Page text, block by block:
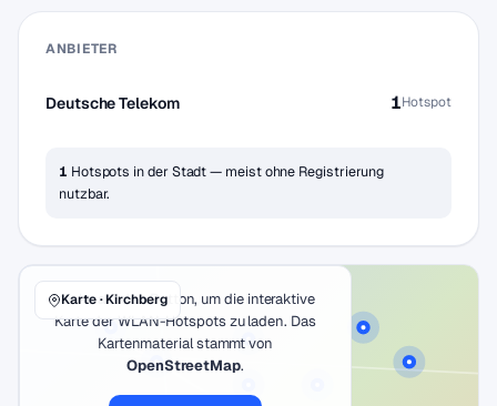
ANBIETER
Deutsche Telekom 1Hotspot
1 Hotspots in der Stadt — meist ohne Registrierung
nutzbar.
Klicke auf den Button, um die interaktive
Karte der WLAN-Hotspots zu laden. Das
Kartenmaterial stammt von
OpenStreetMap.
Karte · Kirchberg